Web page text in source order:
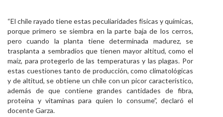
“El chile rayado tiene estas peculiaridades físicas y químicas,
porque primero se siembra en la parte baja de los cerros,
pero cuando la planta tiene determinada madurez, se
trasplanta a sembradíos que tienen mayor altitud, como el
maíz, para protegerlo de las temperaturas y las plagas. Por
estas cuestiones tanto de producción, como climatológicas
y de altitud, se obtiene un chile con un picor característico,
además de que contiene grandes cantidades de fibra,
proteína y vitaminas para quien lo consume”, declaró el
docente Garza.